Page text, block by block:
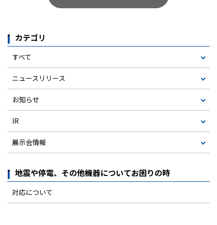
カテゴリ
すべて
ニュースリリース
お知らせ
IR
展示会情報
地震や停電、その他機器についてお困りの時
対応について